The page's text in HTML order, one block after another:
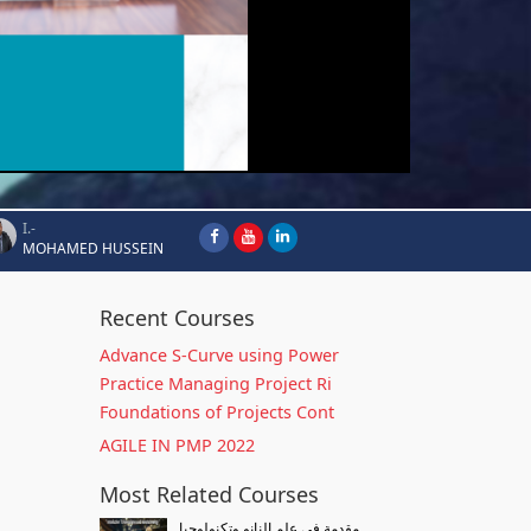
I.-
MOHAMED HUSSEIN
Recent Courses
Advance S-Curve using Power
Practice Managing Project Ri
Foundations of Projects Cont
AGILE IN PMP 2022
Most Related Courses